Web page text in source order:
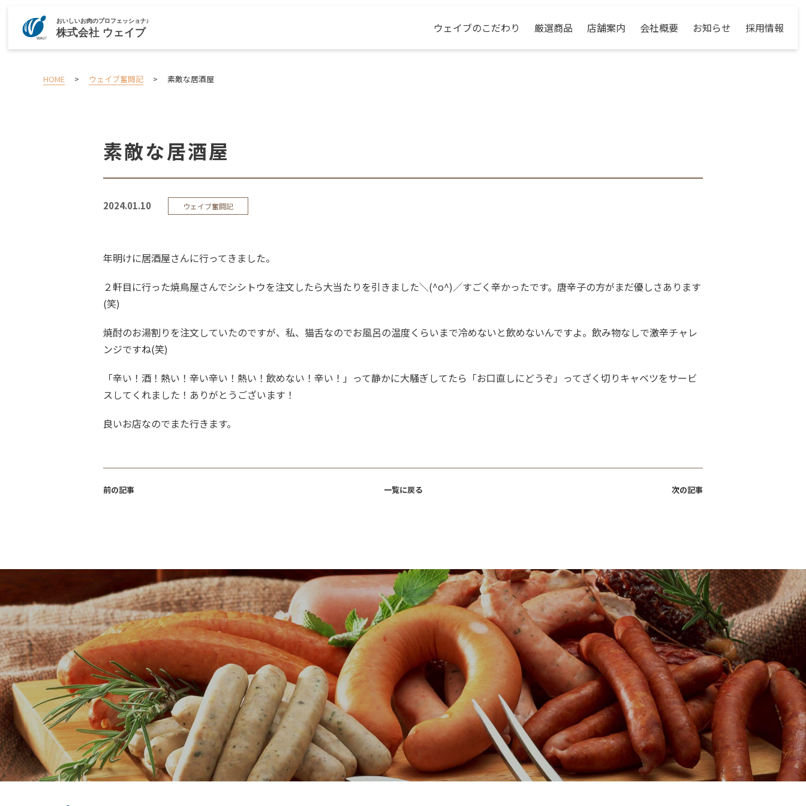
ウェイブのこだわり 厳選商品 店舗案内 会社概要 お知らせ 採用情報
HOME > ウェイブ奮闘記 > 素敵な居酒屋
素敵な居酒屋
2024.01.10 ウェイブ奮闘記
年明けに居酒屋さんに行ってきました。
２軒目に行った焼鳥屋さんでシシトウを注文したら大当たりを引きました＼(^o^)／すごく辛かったです。唐辛子の方がまだ優しさあります
(笑)
焼酎のお湯割りを注文していたのですが、私、猫舌なのでお風呂の温度くらいまで冷めないと飲めないんですよ。飲み物なしで激辛チャレ
ンジですね(笑)
「辛い！酒！熱い！辛い辛い！熱い！飲めない！辛い！」って静かに大騒ぎしてたら「お口直しにどうぞ」ってざく切りキャベツをサービ
スしてくれました！ありがとうございます！
良いお店なのでまた行きます。
前の記事 一覧に戻る 次の記事